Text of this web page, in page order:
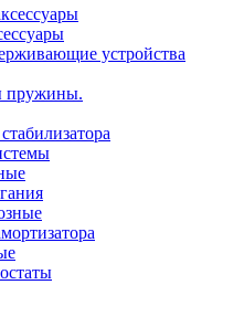
устройства
пружины.